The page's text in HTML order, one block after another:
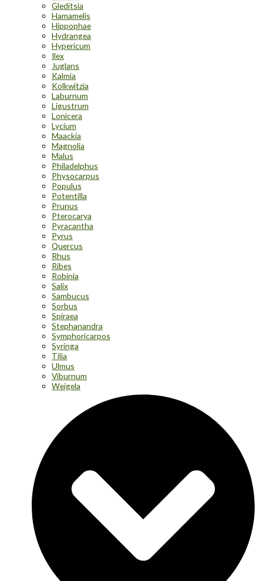
Gleditsia
Hamamelis
Hippophae
Hydrangea
Hypericum
Ilex
Juglans
Kalmia
Kolkwitzia
Laburnum
Ligustrum
Lonicera
Lycium
Maackia
Magnolia
Malus
Philadelphus
Physocarpus
Populus
Potentilla
Prunus
Pterocarya
Pyracantha
Pyrus
Quercus
Rhus
Ribes
Robinia
Salix
Sambucus
Sorbus
Spiraea
Stephanandra
Symphoricarpos
Syringa
Tilia
Ulmus
Viburnum
Weigela